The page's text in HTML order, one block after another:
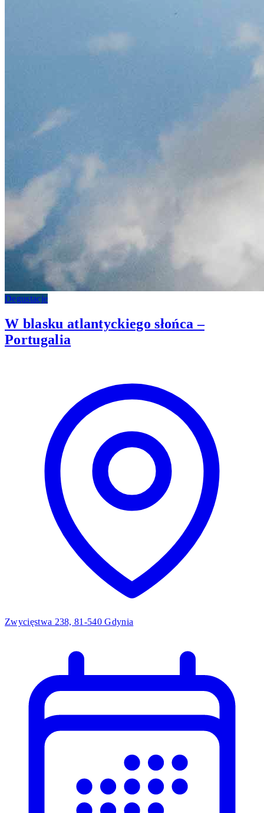
Degustacje
W blasku atlantyckiego słońca –
Portugalia
Zwycięstwa 238, 81-540 Gdynia